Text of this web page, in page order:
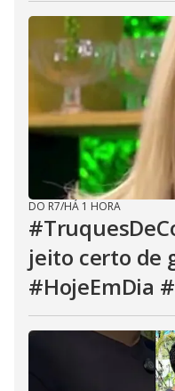
DO R7/HÁ 1 HORA
jeito certo de
#HojeEmDia